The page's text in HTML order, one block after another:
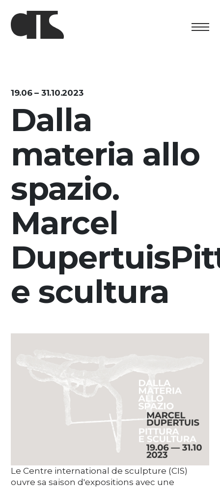
Programme culturel
Artists in Residence
Fondation
DE EN FR IT
19.06 – 31.10.2023
Dalla
materia allo
spazio.
Marcel
Dupertuis
e scultura
Le Centre international de sculpture (CIS)
ouvre sa saison d'expositions avec une